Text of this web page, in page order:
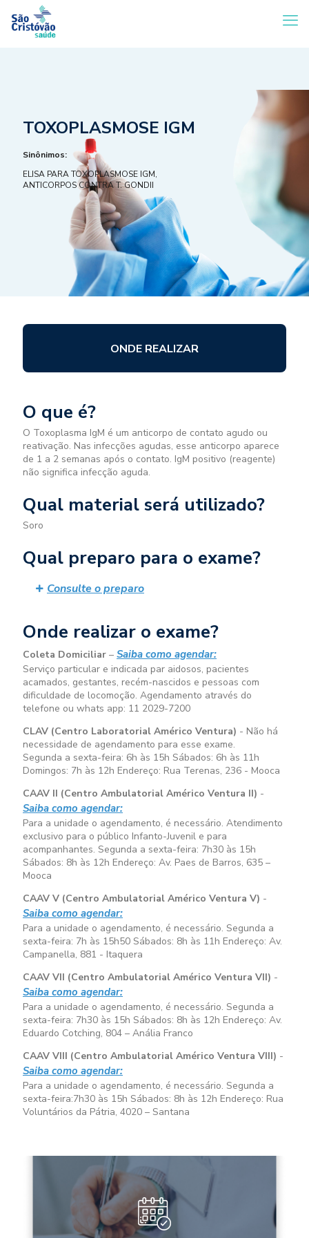
TOXOPLASMOSE IGM
Sinônimos:
ELISA PARA TOXOPLASMOSE IGM,
ANTICORPOS CONTRA T. GONDII
ONDE REALIZAR
O que é?
O Toxoplasma IgM é um anticorpo de contato agudo ou
reativação. Nas infecções agudas, esse anticorpo aparece
de 1 a 2 semanas após o contato. IgM positivo (reagente)
não significa infecção aguda.
Qual material será utilizado?
Soro
Qual preparo para o exame?
Consulte o preparo
Onde realizar o exame?
Coleta Domiciliar – Saiba como agendar:
Serviço particular e indicada par aidosos, pacientes
acamados, gestantes, recém-nascidos e pessoas com
dificuldade de locomoção. Agendamento através do
telefone ou whats app: 11 2029-7200
CLAV (Centro Laboratorial Américo Ventura) - Não há
necessidade de agendamento para esse exame.
Segunda a sexta-feira: 6h às 15h Sábados: 6h às 11h
Domingos: 7h às 12h Endereço: Rua Terenas, 236 - Mooca
CAAV II (Centro Ambulatorial Américo Ventura II) -
Saiba como agendar:
Para a unidade o agendamento, é necessário. Atendimento
exclusivo para o público Infanto-Juvenil e para
acompanhantes. Segunda a sexta-feira: 7h30 às 15h
Sábados: 8h às 12h Endereço: Av. Paes de Barros, 635 –
Mooca
CAAV V (Centro Ambulatorial Américo Ventura V) -
Saiba como agendar:
Para a unidade o agendamento, é necessário. Segunda a
sexta-feira: 7h às 15h50 Sábados: 8h às 11h Endereço: Av.
Campanella, 881 - Itaquera
CAAV VII (Centro Ambulatorial Américo Ventura VII) -
Saiba como agendar:
Para a unidade o agendamento, é necessário. Segunda a
sexta-feira: 7h30 às 15h Sábados: 8h às 12h Endereço: Av.
Eduardo Cotching, 804 – Anália Franco
CAAV VIII (Centro Ambulatorial Américo Ventura VIII) -
Saiba como agendar:
Para a unidade o agendamento, é necessário. Segunda a
sexta-feira:7h30 às 15h Sábados: 8h às 12h Endereço: Rua
Voluntários da Pátria, 4020 – Santana